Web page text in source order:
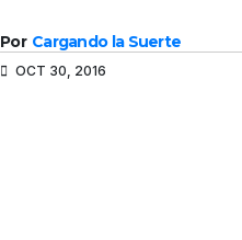
Por Cargando la Suerte
OCT 30, 2016